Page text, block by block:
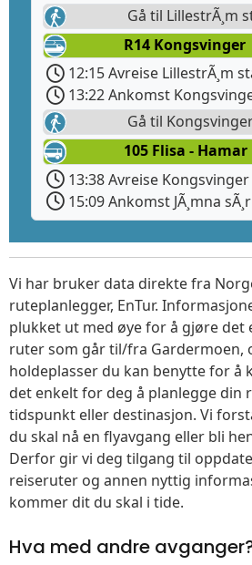
Gå til LillestrÃ¸m
R14 Kongsvinger
12:15 Avreise LillestrÃ¸m
13:22 Ankomst
Gå til
105 Flisa - Hamar
13:38 Avreise
15:09 Ankomst JÃ¸mna sÃ¸r
Vi har bruker data direkte fra
ruteplanlegger, EnTur.
plukket ut med øye for å gjøre det
ruter som går til/fra Gardermoen,
holdeplasser du kan benytte for å
det enkelt for deg å planlegge din
tidspunkt eller destinasjon. Vi
du skal nå en flyavgang eller bli
Derfor gir vi deg tilgang til
reiseruter og annen nyttig
kommer dit du skal i tide.
Hva med andre